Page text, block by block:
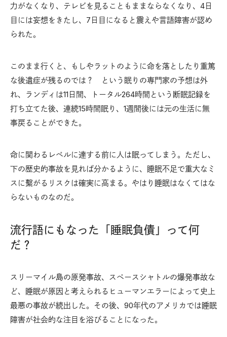
力がなくなり、テレビを見ることもままならなくなり、4日
目には妄想をきたし、7日目になると震えや言語障害が認め
られた。
このまま行くと、もしやラットのように命を落としたり重篤
な後遺症が残るのでは？ という眠りの専門家の予想は外
れ、ランディは11日間、トータル264時間という断眠記録を
打ち立てた後、連続15時間眠り、1週間後には元の生活に無
事戻ることができた。
命に関わるレベルに達する前に人は眠ってしまう。ただし、
下の歴史的事故を見れば分かるように、睡眠不足で重大なミ
スに繫がるリスクは確実に高まる。やはり睡眠はなくてはな
らないものなのだ。
流行語にもなった「睡眠負債」って何
だ？
スリーマイル島の原発事故、スペースシャトルの爆発事故な
ど、睡眠が原因と考えられるヒューマンエラーによって史上
最悪の事故が続出した。その後、90年代のアメリカでは睡眠
障害が社会的な注目を浴びることになった。